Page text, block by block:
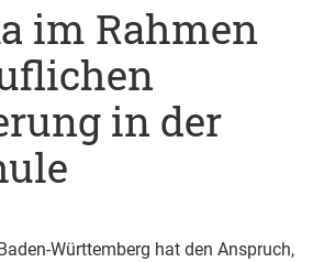
im Rahmen
in der
Württemberg hat den Anspruch,